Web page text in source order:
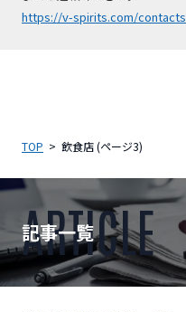
https://v-spirits.com/contacts
TOP 飲食店 (ページ3)
記事一覧
ARTICLE